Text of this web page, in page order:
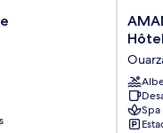
Hôtel
&
SPA
Spa